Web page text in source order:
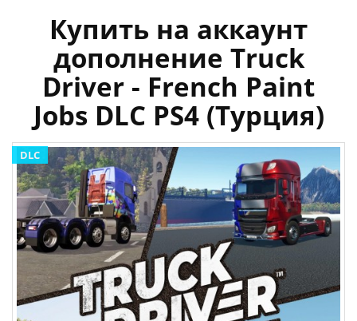
Купить на аккаунт
дополнение Truck
Driver - French Paint
Jobs DLC PS4 (Турция)
DLC